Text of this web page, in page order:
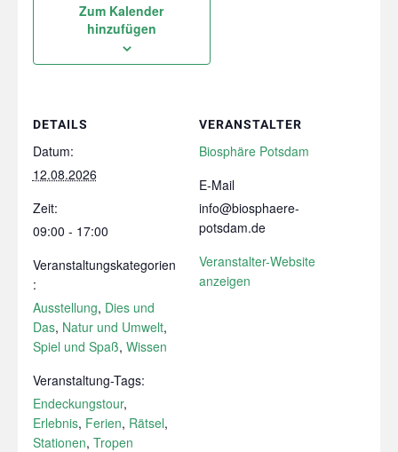
Zum Kalender
hinzufügen
DETAILS
Datum:
12.08.2026
Zeit:
09:00 - 17:00
Veranstaltungskategorien
:
Ausstellung, Dies und
Das, Natur und Umwelt,
Spiel und Spaß, Wissen
Veranstaltung-Tags:
Endeckungstour,
Erlebnis, Ferien, Rätsel,
Stationen, Tropen
VERANSTALTER
Biosphäre Potsdam
E-Mail
info@biosphaere-
potsdam.de
Veranstalter-Website
anzeigen